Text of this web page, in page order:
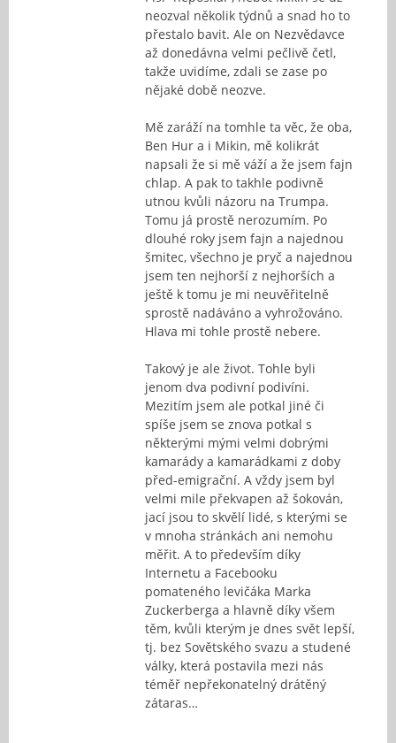
neozval několik týdnů a snad ho to
přestalo bavit. Ale on Nezvědavce
až donedávna velmi pečlivě četl,
takže uvidíme, zdali se zase po
nějaké době neozve.
Mě zaráží na tomhle ta věc, že oba,
Ben Hur a i Mikin, mě kolikrát
napsali že si mě váží a že jsem fajn
chlap. A pak to takhle podivně
utnou kvůli názoru na Trumpa.
Tomu já prostě nerozumím. Po
dlouhé roky jsem fajn a najednou
šmitec, všechno je pryč a najednou
jsem ten nejhorší z nejhorších a
ještě k tomu je mi neuvěřitelně
sprostě nadáváno a vyhrožováno.
Hlava mi tohle prostě nebere.
Takový je ale život. Tohle byli
jenom dva podivní podivíni.
Mezitím jsem ale potkal jiné či
spíše jsem se znova potkal s
některými mými velmi dobrými
kamarády a kamarádkami z doby
před-emigrační. A vždy jsem byl
velmi mile překvapen až šokován,
jací jsou to skvělí lidé, s kterými se
v mnoha stránkách ani nemohu
měřit. A to především díky
Internetu a Facebooku
pomateného levičáka Marka
Zuckerberga a hlavně díky všem
těm, kvůli kterým je dnes svět lepší,
tj. bez Sovětského svazu a studené
války, která postavila mezi nás
téměř nepřekonatelný drátěný
zátaras…